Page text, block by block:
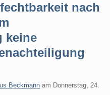
nach
keine
Beckmann am Donnerstag, 24.